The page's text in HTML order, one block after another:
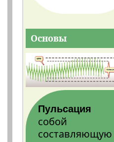
Основы
Пульсация
собой